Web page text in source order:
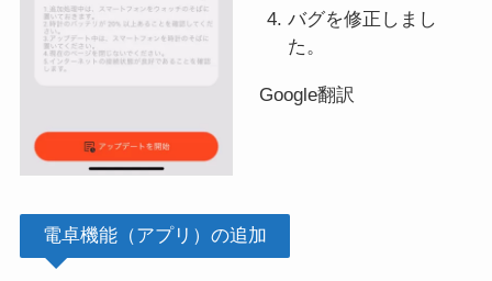
バグを修正しまし
た。
Google翻訳
電卓機能（アプリ）の追加